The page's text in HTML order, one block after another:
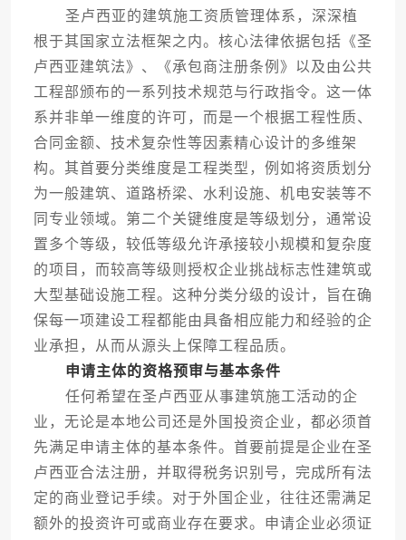
圣卢西亚的建筑施工资质管理体系，深深植
根于其国家立法框架之内。核心法律依据包括《圣
卢西亚建筑法》、《承包商注册条例》以及由公共
工程部颁布的一系列技术规范与行政指令。这一体
系并非单一维度的许可，而是一个根据工程性质、
合同金额、技术复杂性等因素精心设计的多维架
构。其首要分类维度是工程类型，例如将资质划分
为一般建筑、道路桥梁、水利设施、机电安装等不
同专业领域。第二个关键维度是等级划分，通常设
置多个等级，较低等级允许承接较小规模和复杂度
的项目，而较高等级则授权企业挑战标志性建筑或
大型基础设施工程。这种分类分级的设计，旨在确
保每一项建设工程都能由具备相应能力和经验的企
业承担，从而从源头上保障工程品质。
申请主体的资格预审与基本条件
任何希望在圣卢西亚从事建筑施工活动的企
业，无论是本地公司还是外国投资企业，都必须首
先满足申请主体的基本条件。首要前提是企业在圣
卢西亚合法注册，并取得税务识别号，完成所有法
定的商业登记手续。对于外国企业，往往还需满足
额外的投资许可或商业存在要求。申请企业必须证